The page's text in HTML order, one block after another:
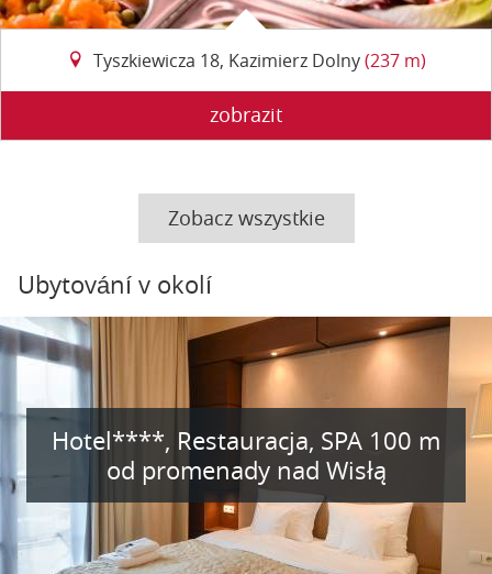
Tyszkiewicza 18, Kazimierz Dolny(237 m)
zobrazit
Zobacz wszystkie
Ubytování v okolí
Hotel****, Restauracja, SPA 100 m
od promenady nad Wisłą